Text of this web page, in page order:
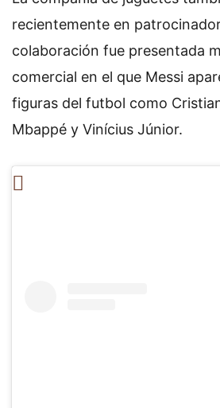
recientemente en
colaboración fue presentada
comercial en el que Messi
figuras del futbol como
Mbappé y Vinícius Júnior.